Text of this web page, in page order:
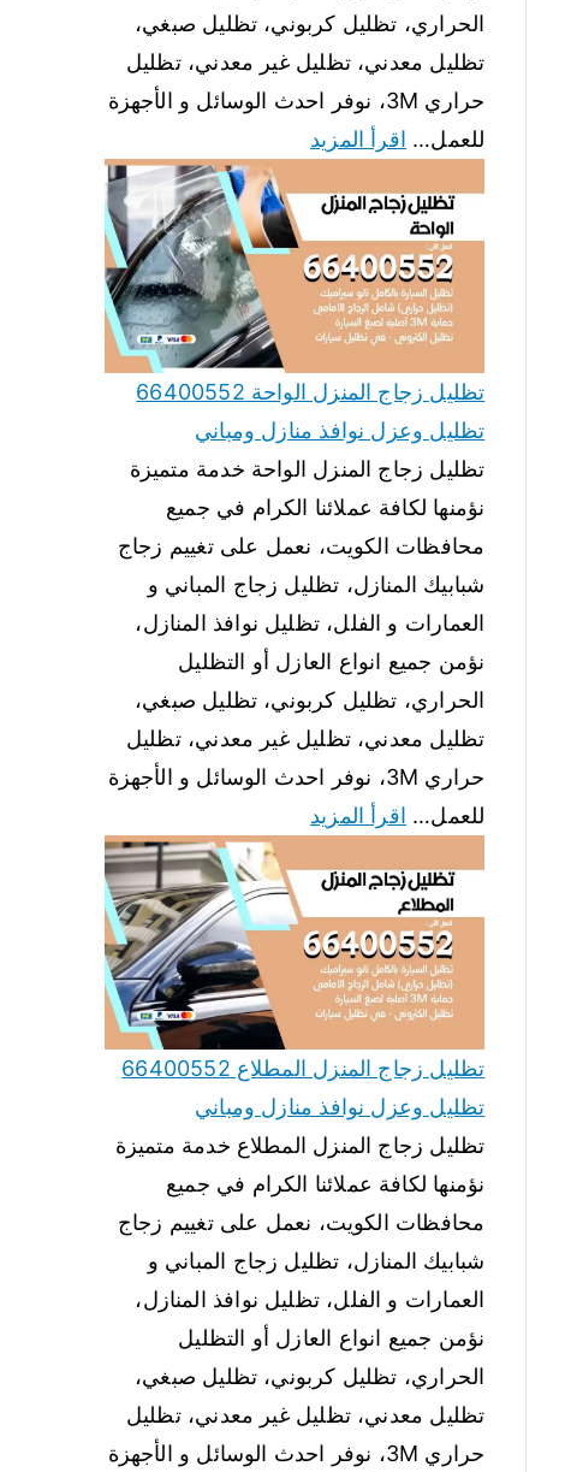
الحراري، تظليل كربوني، تظليل صبغي،
تظليل معدني، تظليل غير معدني، تظليل
حراري 3M، نوفر احدث الوسائل و الأجهزة
للعمل… اقرأ المزيد
تظليل زجاج المنزل الواحة 66400552
تظليل وعزل نوافذ منازل ومباني
تظليل زجاج المنزل الواحة خدمة متميزة
نؤمنها لكافة عملائنا الكرام في جميع
محافظات الكويت، نعمل على تغييم زجاج
شبابيك المنازل، تظليل زجاج المباني و
العمارات و الفلل، تظليل نوافذ المنازل،
نؤمن جميع انواع العازل أو التظليل
الحراري، تظليل كربوني، تظليل صبغي،
تظليل معدني، تظليل غير معدني، تظليل
حراري 3M، نوفر احدث الوسائل و الأجهزة
للعمل… اقرأ المزيد
تظليل زجاج المنزل المطلاع 66400552
تظليل وعزل نوافذ منازل ومباني
تظليل زجاج المنزل المطلاع خدمة متميزة
نؤمنها لكافة عملائنا الكرام في جميع
محافظات الكويت، نعمل على تغييم زجاج
شبابيك المنازل، تظليل زجاج المباني و
العمارات و الفلل، تظليل نوافذ المنازل،
نؤمن جميع انواع العازل أو التظليل
الحراري، تظليل كربوني، تظليل صبغي،
تظليل معدني، تظليل غير معدني، تظليل
حراري 3M، نوفر احدث الوسائل و الأجهزة